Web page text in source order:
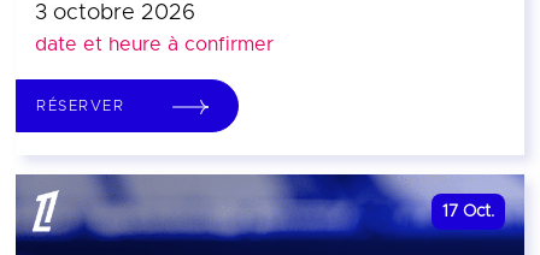
3 octobre 2026
date et heure à confirmer
RÉSERVER
17 Oct.